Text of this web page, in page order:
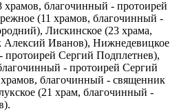
благочинный - протоирей
(11 храмов, благочинный -
Лискинское (23 храма,
Алексий Иванов), Нижнедевицкое
протоирей Сергий Подплетнев),
- протоирей Сергий
благочинный - священник
(21 храм, благочинный -